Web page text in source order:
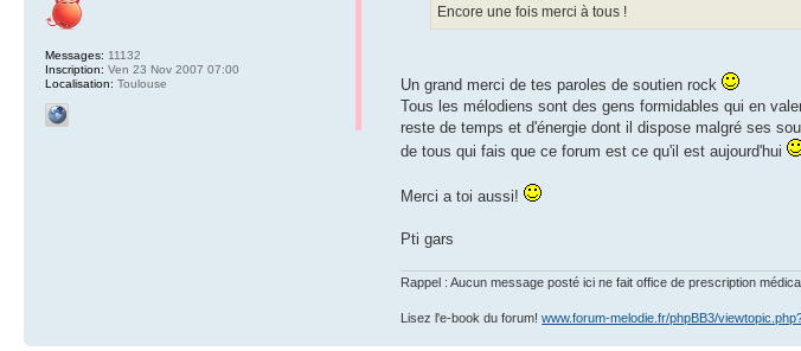
Encore une fois merci à tous !
Un grand merci de tes paroles de soutien rock
Tous les mélodiens sont des gens formidables qui en
reste de temps et d'énergie dont il dispose malgré ses
de tous qui fais que ce forum est ce qu'il est aujourd'hui
Merci a toi aussi!
Pti gars
Rappel : Aucun message posté ici ne fait office de prescription
Lisez l'e-book du forum!www.forum-melodie.fr/phpBB3/
Messages: 11132
Inscription: Ven 23 Nov 2007 07:00
Localisation: Toulouse